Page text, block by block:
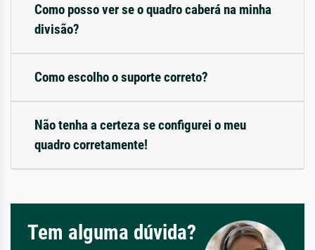
Como posso ver se o quadro caberá na minha
divisão?
Como escolho o suporte correto?
Não tenha a certeza se configurei o meu
quadro corretamente!
Tem alguma dúvida?